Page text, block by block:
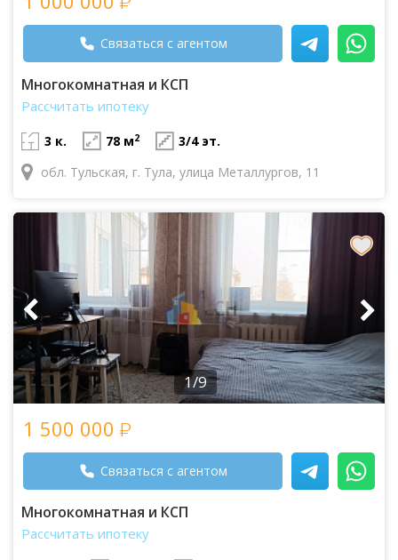
Связаться с агентом
Многокомнатная и КСП
Рассчитать ипотеку
3 к. 78 м2
3/4 эт.
обл. Тульская, г. Тула, улица Металлургов, 11
1/9
1 500 000
Связаться с агентом
Многокомнатная и КСП
Рассчитать ипотеку